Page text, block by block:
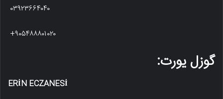
۰۳۹۲۳۶۶۴۰۴۰
+۹۰۵۴۸۸۸۰۱۰۲۰
گوزل یورت:
ERİN ECZANESİ